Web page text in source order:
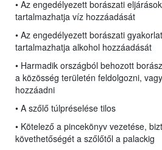
• Az engedélyezett borászati
tartalmazhatja víz hozzáadását
• Az engedélyezett borászati
tartalmazhatja alkohol hozzáadását
• Harmadik országból behozott
a közösség területén feldolgozni,
hozzáadni
• A szőlő túlpréselése tilos
• Kötelező a pincekönyv vezetése,
követhetőségét a szőlőtől a palackig